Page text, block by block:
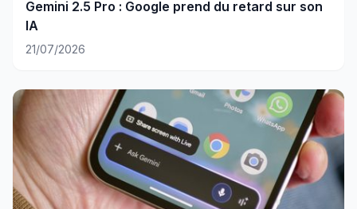
Gemini 2.5 Pro : Google prend du retard sur son
IA
21/07/2026